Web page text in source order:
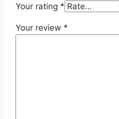
Your rating *
Your review *